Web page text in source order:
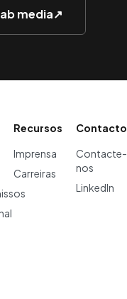
media↗
Recursos
Imprensa
Carreiras
Contacto
Contacte-
nos
LinkedIn